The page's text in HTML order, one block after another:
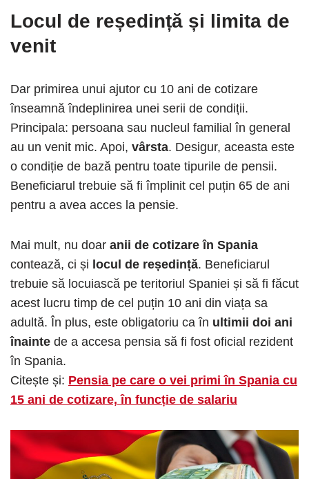
Locul de reședință și limita de
venit
Dar primirea unui ajutor cu 10 ani de cotizare
înseamnă îndeplinirea unei serii de condiții.
Principala: persoana sau nucleul familial în general
au un venit mic. Apoi, vârsta. Desigur, aceasta este
o condiție de bază pentru toate tipurile de pensii.
Beneficiarul trebuie să fi împlinit cel puțin 65 de ani
pentru a avea acces la pensie.
Mai mult, nu doar anii de cotizare în Spania
contează, ci și locul de reședință. Beneficiarul
trebuie să locuiască pe teritoriul Spaniei și să fi făcut
acest lucru timp de cel puțin 10 ani din viața sa
adultă. În plus, este obligatoriu ca în ultimii doi ani
înainte de a accesa pensia să fi fost oficial rezident
în Spania.
Citește și: Pensia pe care o vei primi în Spania cu
15 ani de cotizare, în funcție de salariu